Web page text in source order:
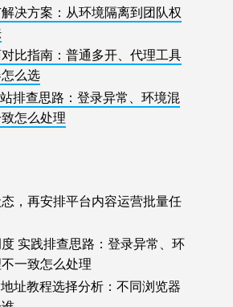
决方案：从环境隔离到团队权
比指南：普通多开、代理工具
么选
排查思路：登录异常、环境混
怎么处理
，再安排平台内容运营批量任
实践排查思路：登录异常、环
一致怎么处理
址教程选择分析：不同浏览器